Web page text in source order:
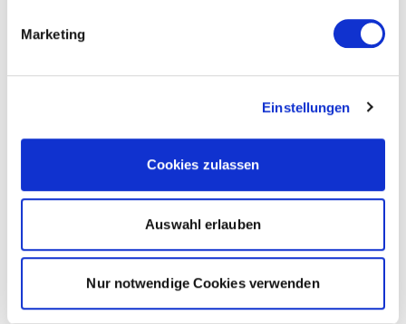
Marketing
Einstellungen
Cookies zulassen
Auswahl erlauben
Nur notwendige Cookies verwenden